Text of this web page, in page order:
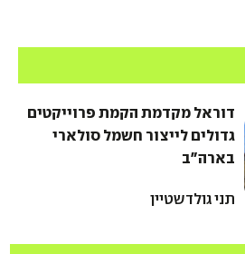
דוראל מקדמת הקמת פרוייקטים
גדולים לייצור חשמל סולארי
בארה"ב
תני גולדשטיין